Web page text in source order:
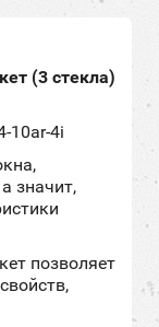
(3 стекла)
10ar-4i
значит,
позволяет